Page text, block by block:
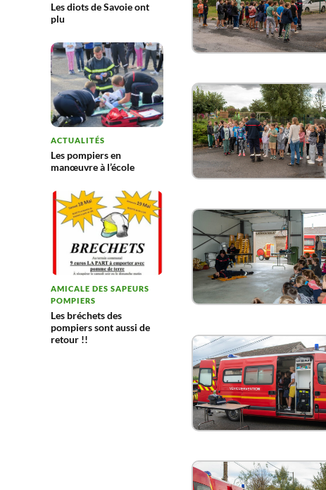
Les diots de Savoie ont
plu
ACTUALITÉS
Les pompiers en
manœuvre à l’école
AMICALE DES SAPEURS
POMPIERS
Les bréchets des
pompiers sont aussi de
retour !!